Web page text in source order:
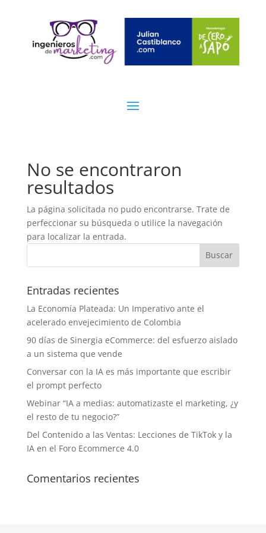
No se encontraron
resultados
La página solicitada no pudo encontrarse. Trate de
perfeccionar su búsqueda o utilice la navegación
para localizar la entrada.
Entradas recientes
La Economía Plateada: Un Imperativo ante el
acelerado envejecimiento de Colombia
90 días de Sinergia eCommerce: del esfuerzo aislado
a un sistema que vende
Conversar con la IA es más importante que escribir
el prompt perfecto
Webinar “IA a medias: automatizaste el marketing, ¿y
el resto de tu negocio?”
Del Contenido a las Ventas: Lecciones de TikTok y la
IA en el Foro Ecommerce 4.0
Comentarios recientes